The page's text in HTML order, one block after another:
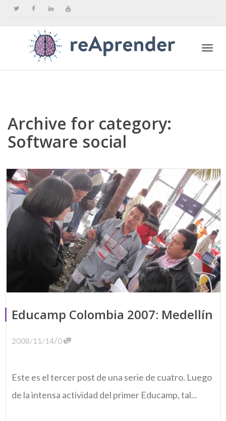
Archive for category:
Software social
Educamp Colombia 2007: Medellín
2008/11/14/0
Este es el tercer post de una serie de cuatro. Luego
de la intensa actividad del primer Educamp, tal...